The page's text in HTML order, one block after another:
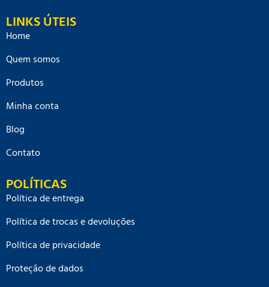
LINKS ÚTEIS
Home
Quem somos
Produtos
Minha conta
Blog
Contato
POLÍTICAS
Política de entrega
Política de trocas e devoluções
Política de privacidade
Proteção de dados